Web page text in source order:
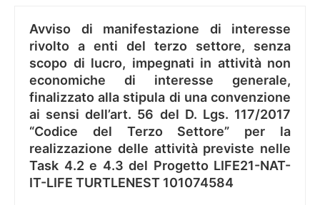
Avviso di manifestazione di interesse
rivolto a enti del terzo settore, senza
scopo di lucro, impegnati in attività non
economiche di interesse generale,
finalizzato alla stipula di una convenzione
ai sensi dell’art. 56 del D. Lgs. 117/2017
“Codice del Terzo Settore” per la
realizzazione delle attività previste nelle
Task 4.2 e 4.3 del Progetto LIFE21-NAT-
IT-LIFE TURTLENEST 101074584